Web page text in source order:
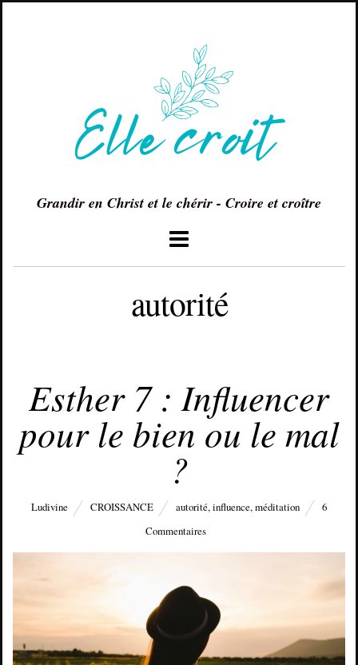
Grandir en Christ et le chérir - Croire et croître
autorité
Esther 7 : Influencer
pour le bien ou le mal
?
Ludivine CROISSANCE autorité,influence,méditation
6
Commentaires